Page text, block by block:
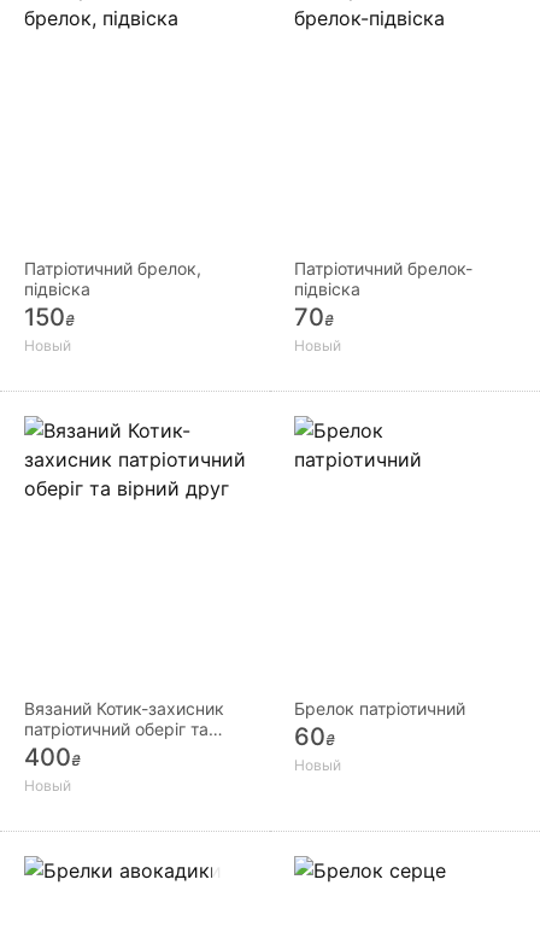
Патріотичний брелок,
підвіска
150₴
Новый
Патріотичний брелок-
підвіска
70₴
Новый
Вязаний Котик-захисник
патріотичний оберіг та
вірний друг
400₴
Новый
Брелок патріотичний
60₴
Новый